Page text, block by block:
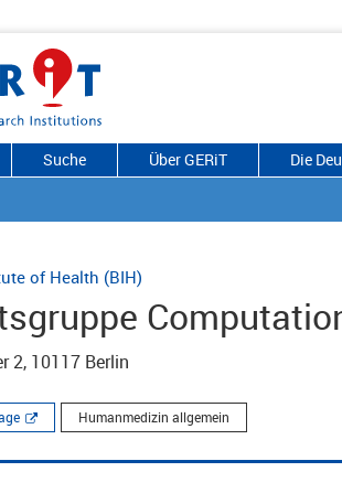
Suche Über GERiT Die
of Health (BIH)
2, 10117 Berlin
Humanmedizin allgemein